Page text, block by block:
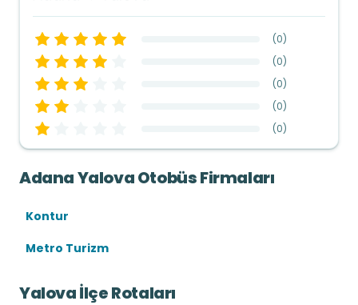
(0)
(0)
(0)
(0)
(0)
Adana Yalova Otobüs Firmaları
Kontur
Metro Turizm
Yalova İlçe Rotaları